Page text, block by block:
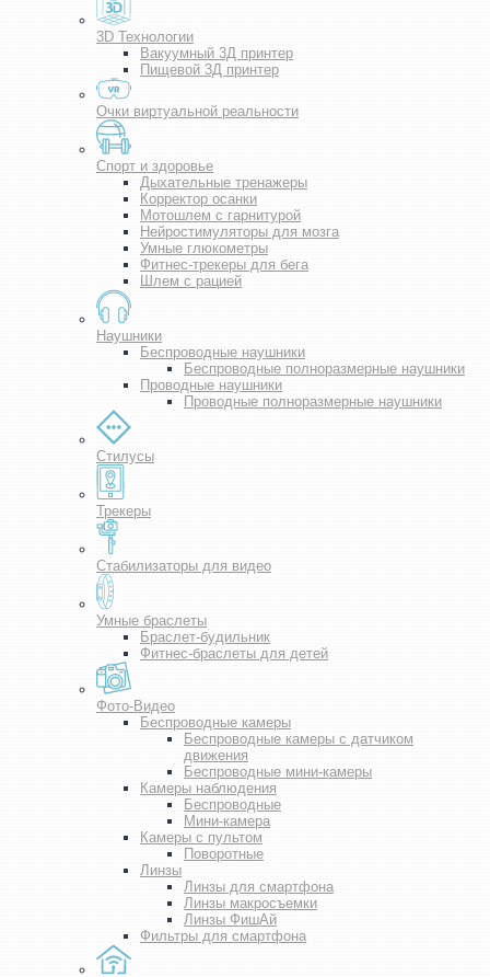
3D Технологии
Вакуумный 3Д принтер
Пищевой 3Д принтер
Очки виртуальной реальности
Спорт и здоровье
Дыхательные тренажеры
Корректор осанки
Мотошлем с гарнитурой
Нейростимуляторы для мозга
Умные глюкометры
Фитнес-трекеры для бега
Шлем с рацией
Наушники
Беспроводные наушники
Беспроводные полноразмерные наушники
Проводные наушники
Проводные полноразмерные наушники
Стилусы
Трекеры
Стабилизаторы для видео
Умные браслеты
Браслет-будильник
Фитнес-браслеты для детей
Фото-Видео
Беспроводные камеры
Беспроводные камеры с датчиком
движения
Беспроводные мини-камеры
Камеры наблюдения
Беспроводные
Мини-камера
Камеры с пультом
Поворотные
Линзы
Линзы для смартфона
Линзы макросъемки
Линзы ФишАй
Фильтры для смартфона